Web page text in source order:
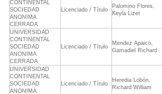
CONTINENTAL
SOCIEDAD
ANONIMA
CERRADA
Licenciado / Título
Palomino Flores,
Keyla Lizet
UNIVERSIDAD
CONTINENTAL
SOCIEDAD
ANONIMA
CERRADA
Licenciado / Título
Mendez Apaico,
Gamadiel Richard
UNIVERSIDAD
CONTINENTAL
SOCIEDAD
ANONIMA
Licenciado / Título
Heredia Lobón,
Richard William